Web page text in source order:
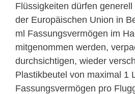
Flüssigkeiten dürfen
der Europäischen Union in
ml Fassungsvermögen im
mitgenommen werden,
durchsichtigen, wieder
Plastikbeutel von maximal 1
Fassungsvermögen pro